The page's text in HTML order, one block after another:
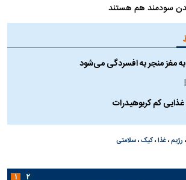
سودمند هم هستند
مغز منجر به افسردگی می‌شود
کم کربوهیدرات
، رژیم،غذا،کیک،سلامتی